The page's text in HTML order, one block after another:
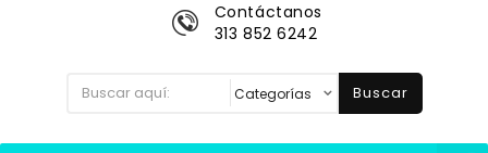
Contáctanos
313 852 6242
Buscar